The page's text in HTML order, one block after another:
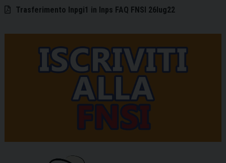
Trasferimento Inpgi1 in Inps FAQ FNSI 26lug22